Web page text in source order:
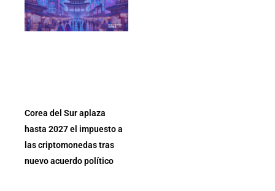
Corea del Sur aplaza
hasta 2027 el impuesto a
las criptomonedas tras
nuevo acuerdo político